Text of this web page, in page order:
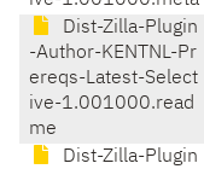
Dist-Zilla-Plugin
-Author-KENTNL-Pr
ereqs-Latest-Select
ive-1.001000.read
me
Dist-Zilla-Plugin